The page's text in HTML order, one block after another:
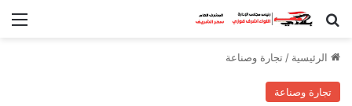
بحث عن
الرئيسية / تجارة وصناعة
تجارة وصناعة